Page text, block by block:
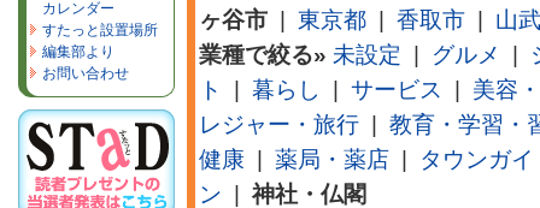
ヶ谷市 | 東京都 | 香取市 | 山
業種で絞る» 未設定 | グルメ |
ト
| 暮らし | サービス | 美容
レジャー・旅行 | 教育・学習・
健康 | 薬局・薬店 | タウンガイ
ン |神社・仏閣
カレンダー
すたっと設置場所
編集部より
お問い合わせ